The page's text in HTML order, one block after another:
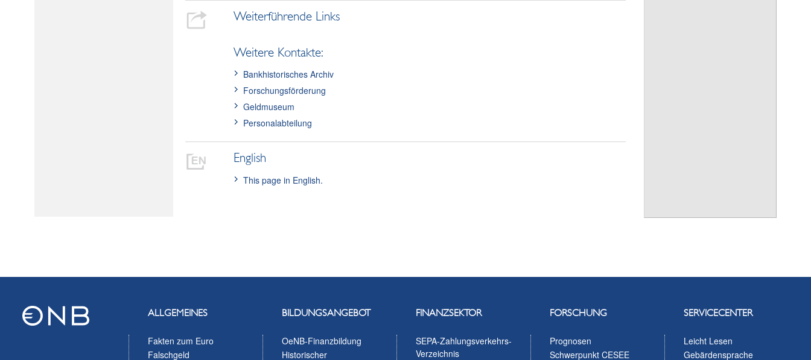
Weiterführende Links
Weitere Kontakte:
Bankhistorisches Archiv
Forschungsförderung
Geldmuseum
Personalabteilung
English
This page in English.
ALLGEMEINES
Fakten zum Euro
Falschgeld
BILDUNGSANGEBOT
OeNB-Finanzbildung
Historischer
FINANZSEKTOR
SEPA-Zahlungsverkehrs-
Verzeichnis
FORSCHUNG
Prognosen
Schwerpunkt CESEE
SERVICECENTER
Leicht Lesen
Gebärdensprache